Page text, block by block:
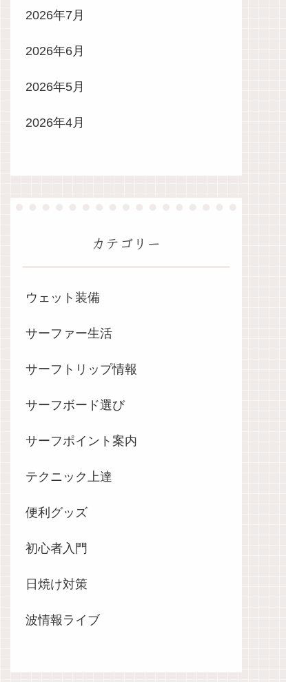
2026年7月
2026年6月
2026年5月
2026年4月
カテゴリー
ウェット装備
サーファー生活
サーフトリップ情報
サーフボード選び
サーフポイント案内
テクニック上達
便利グッズ
初心者入門
日焼け対策
波情報ライブ